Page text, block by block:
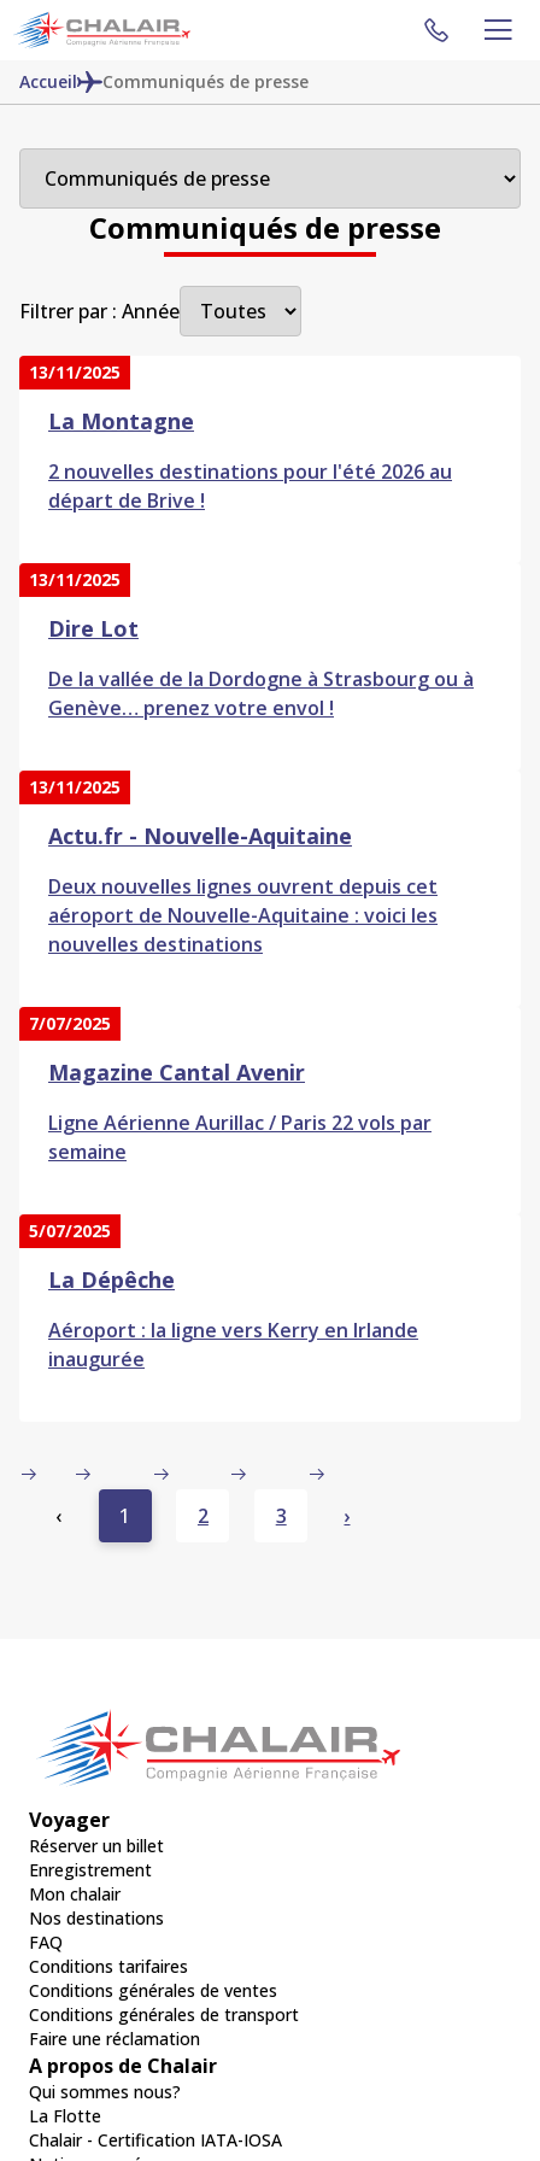
Accueil Communiqués de presse
Communiqués de presse
Filtrer par : Année
13/11/2025
La Montagne
2 nouvelles destinations pour l'été 2026 au
départ de Brive !
13/11/2025
Dire Lot
De la vallée de la Dordogne à Strasbourg ou à
Genève… prenez votre envol !
13/11/2025
Actu.fr - Nouvelle-Aquitaine
Deux nouvelles lignes ouvrent depuis cet
aéroport de Nouvelle-Aquitaine : voici les
nouvelles destinations
7/07/2025
Magazine Cantal Avenir
Ligne Aérienne Aurillac / Paris 22 vols par
semaine
5/07/2025
La Dépêche
Aéroport : la ligne vers Kerry en Irlande
inaugurée
‹ 1 2 3 ›
Voyager
Réserver un billet
Enregistrement
Mon chalair
Nos destinations
FAQ
Conditions tarifaires
Conditions générales de ventes
Conditions générales de transport
Faire une réclamation
A propos de Chalair
Qui sommes nous?
La Flotte
Chalair - Certification IATA-IOSA